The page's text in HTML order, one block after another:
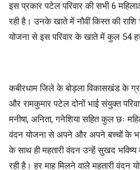
इस प्रकार पटेल परिवार की सभी 6
रही है। उनके खाते में नौवीं किस्त की
योजना से इस परिवार के खाते में कुल 54
कबीरधाम जिले के बोड़ला विकासखंड के
और रामकुमार पटेल दोनों भाई संयुक्त
मनीषा, अनिता, गनेशिया सहित कुल छः
वंदन योजना से अपने और अपने बच्चों के
के साथ ही महतारी वंदन उन्हें सुखद
रही है। हर माह मिलने वाले महतारी वंदन